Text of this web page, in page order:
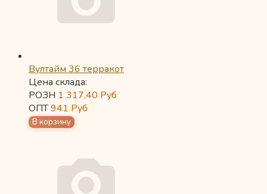
Вултайм 36 терракот
Цена склада:
РОЗН 1 317,40 Руб
ОПТ941 Руб